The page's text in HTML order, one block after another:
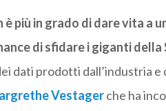
è più in grado di dare vita a
di sfidare i giganti della
dati prodotti dall’industria e
Vestager che ha